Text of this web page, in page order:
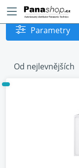
Parametry
Od nejlevnějších